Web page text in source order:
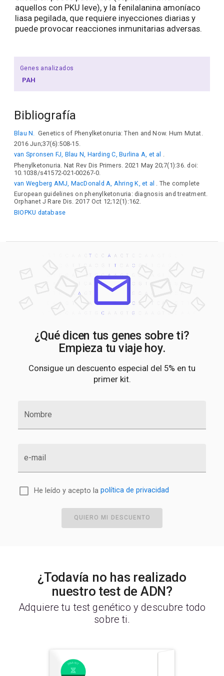
aquellos con PKU leve), y la fenilalanina amoníaco
liasa pegilada, que requiere inyecciones diarias y
puede provocar reacciones inmunitarias adversas.
Genes analizados
PAH
Bibliografía
Blau N.
Genetics of Phenylketonuria: Then and Now. Hum Mutat.
2016 Jun;37(6):508-15.
van Spronsen FJ, Blau N, Harding C, Burlina A, et al .
Phenylketonuria. Nat Rev Dis Primers. 2021 May 20;7(1):36. doi:
10.1038/s41572-021-00267-0.
van Wegberg AMJ, MacDonald A, Ahring K, et al . The complete
European guidelines on phenylketonuria: diagnosis and treatment.
Orphanet J Rare Dis. 2017 Oct 12;12(1):162.
BIOPKU database
¿Qué dicen tus genes sobre ti?
Empieza tu viaje hoy.
Consigue un descuento especial del 5% en tu
primer kit.
Nombre
e-mail
He leído y acepto la política de privacidad
QUIERO MI DESCUENTO
¿Todavía no has realizado
nuestro test de ADN?
Adquiere tu test genético y descubre todo
sobre ti.